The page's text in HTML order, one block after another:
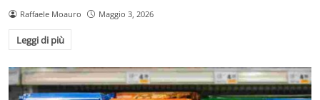
Raffaele Moauro Maggio 3, 2026
Leggi di più